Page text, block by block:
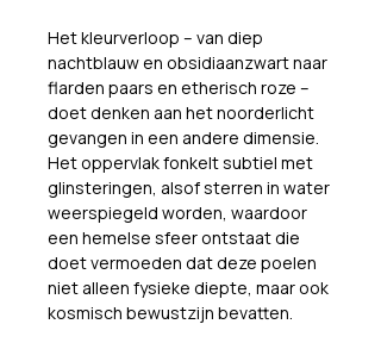
Het kleurverloop – van diep
nachtblauw en obsidiaanzwart naar
flarden paars en etherisch roze –
doet denken aan het noorderlicht
gevangen in een andere dimensie.
Het oppervlak fonkelt subtiel met
glinsteringen, alsof sterren in water
weerspiegeld worden, waardoor
een hemelse sfeer ontstaat die
doet vermoeden dat deze poelen
niet alleen fysieke diepte, maar ook
kosmisch bewustzijn bevatten.